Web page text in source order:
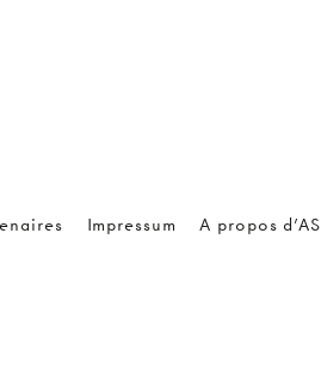
Impressum A propos d'AS